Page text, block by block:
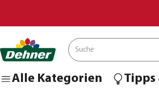
Alle Kategorien Tipps